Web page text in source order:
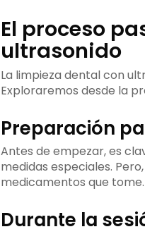
El proceso
ultrasonido
La limpieza dental con
Exploraremos desde la
Preparación
Antes de empezar, es
medidas especiales.
medicamentos que tome.
Durante la